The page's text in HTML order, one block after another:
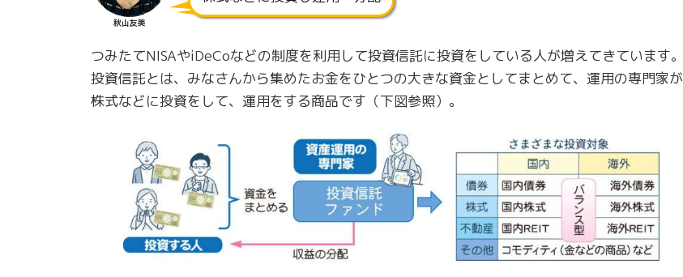
秋山友美
つみたてNISAやiDeCoなどの制度を利用して投資信託に投資をしている人が増えてきています。
投資信託とは、みなさんから集めたお金をひとつの大きな資金としてまとめて、運用の専門家が
株式などに投資をして、運用をする商品です（下図参照）。